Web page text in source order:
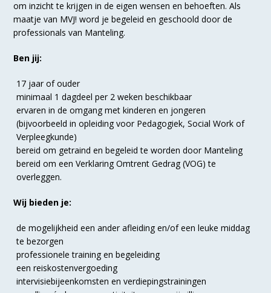
om inzicht te krijgen in de eigen wensen en behoeften. Als
maatje van MVJ! word je begeleid en geschoold door de
professionals van Manteling.
Ben jij:
17 jaar of ouder
minimaal 1 dagdeel per 2 weken beschikbaar
ervaren in de omgang met kinderen en jongeren
(bijvoorbeeld in opleiding voor Pedagogiek, Social Work of
Verpleegkunde)
bereid om getraind en begeleid te worden door Manteling
bereid om een Verklaring Omtrent Gedrag (VOG) te
overleggen.
Wij bieden je:
de mogelijkheid een ander afleiding en/of een leuke middag
te bezorgen
professionele training en begeleiding
een reiskostenvergoeding
intervisiebijeenkomsten en verdiepingstrainingen